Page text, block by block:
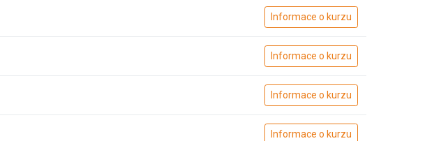
Informace o kurzu
Informace o kurzu
Informace o kurzu
Informace o kurzu